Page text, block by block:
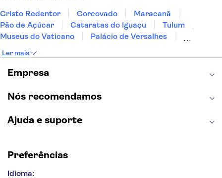
Cristo Redentor Corcovado
Maracanã
Pão de Açúcar
Cataratas do Iguaçu
Tulum
Museus do Vaticano
Palácio de Versalhes
Museu do Louvre
Sagrada Família
Estátua da Liberdade
Torre de Belém
Discovery Cove
Ler mais
Empresa
Nós recomendamos
Ajuda e suporte
Preferências
Idioma: